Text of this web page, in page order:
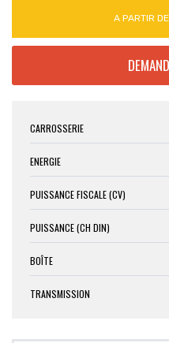
A PARTIR DE
CARROSSERIE
ENERGIE
PUISSANCE FISCALE (CV)
PUISSANCE (CH DIN)
BOÎTE
TRANSMISSION